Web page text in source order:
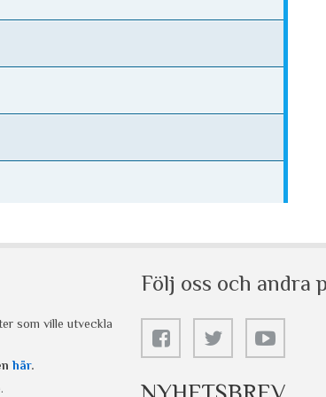
som ville utveckla
här.
.
Följ oss och andra